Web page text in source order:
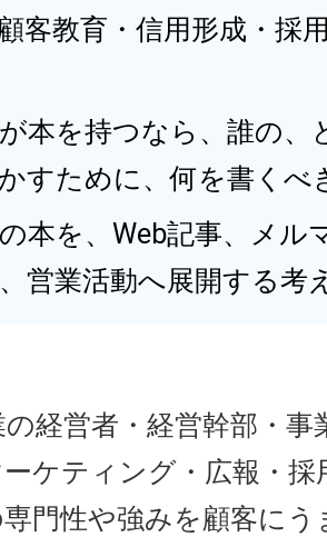
客教育・信用形成・採
本を持つなら、誰の、
すために、何を書くべ
本を、Web記事、メル
営業活動へ展開する考
の経営者・経営幹部・事
ケティング・広報・採
専門性や強みを顧客に